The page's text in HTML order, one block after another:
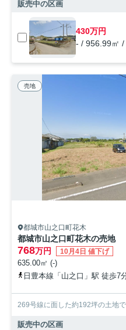
販売中の区画
430万円
- / 956.99㎡ /
売地
都城市山之口町花木
都城市山之口町花木の売地
768万円 10月4日 値下げ
635.00㎡ (-)
日豊本線「山之口」駅 徒歩7
269号線に面した約192坪の土地
販売中の区画